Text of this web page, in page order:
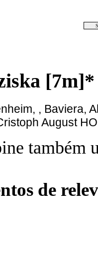
[7m]*
, Baviera,
August
também
de